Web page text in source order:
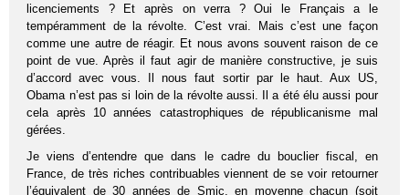
licenciements ? Et après on verra ? Oui le Français a le
tempéramment de la révolte. C’est vrai. Mais c’est une façon
comme une autre de réagir. Et nous avons souvent raison de ce
point de vue. Après il faut agir de manière constructive, je suis
d’accord avec vous. Il nous faut sortir par le haut. Aux US,
Obama n’est pas si loin de la révolte aussi. Il a été élu aussi pour
cela après 10 années catastrophiques de républicanisme mal
gérées.
Je viens d’entendre que dans le cadre du bouclier fiscal, en
France, de très riches contribuables viennent de se voir retourner
l’équivalent de 30 années de Smic, en moyenne chacun (soit